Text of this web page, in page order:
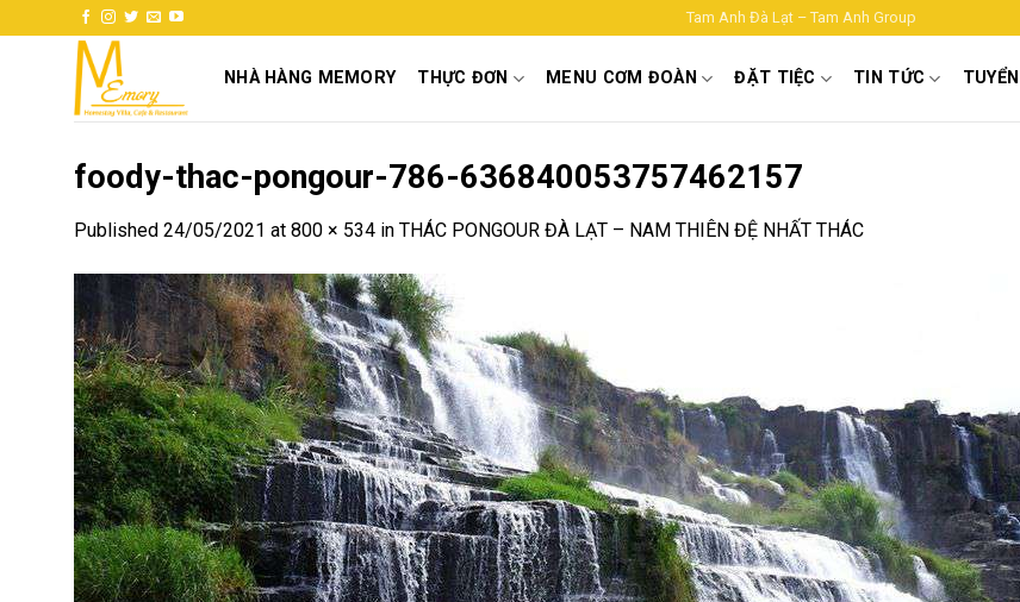
to
Tam Anh Đà Lạt – Tam Anh Group
NHÀ HÀNG MEMORY THỰC ĐƠN MENU CƠM ĐOÀN ĐẶT TIỆC TIN TỨC
foody-thac-pongour-786-636840053757462157
Published 24/05/2021 at 800 × 534 in THÁC PONGOUR ĐÀ LẠT – NAM THIÊN ĐỆ NHẤT THÁC